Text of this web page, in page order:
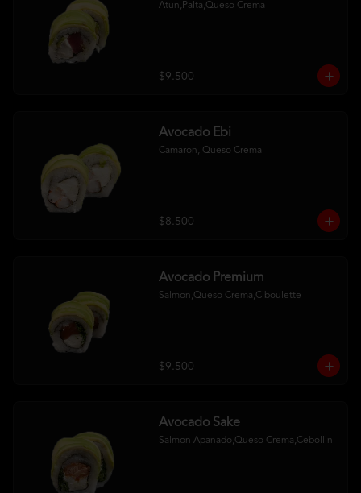
Atun,Palta,Queso Crema
$9.500
Avocado Ebi
Camaron, Queso Crema
$8.500
Avocado Premium
Salmon,Queso Crema,Ciboulette
$9.500
Avocado Sake
Salmon Apanado,Queso Crema,Cebollin